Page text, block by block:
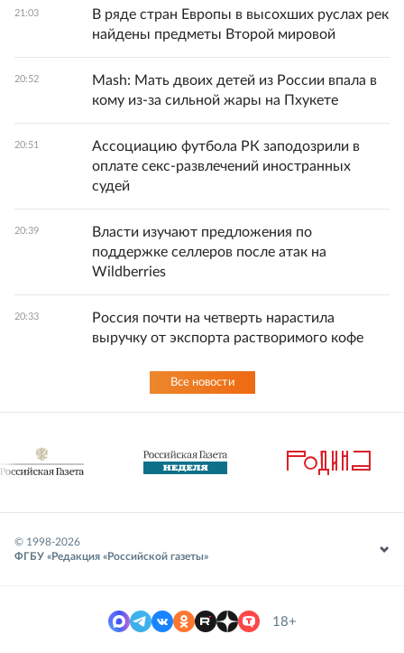
21:03
В ряде стран Европы в высохших руслах рек
найдены предметы Второй мировой
20:52
Mash: Мать двоих детей из России впала в
кому из-за сильной жары на Пхукете
20:51
Ассоциацию футбола РК заподозрили в
оплате секс-развлечений иностранных
судей
20:39
Власти изучают предложения по
поддержке селлеров после атак на
Wildberries
20:33
Россия почти на четверть нарастила
выручку от экспорта растворимого кофе
Все новости
© 1998-2026
ФГБУ «Редакция «Российской газеты»
18+